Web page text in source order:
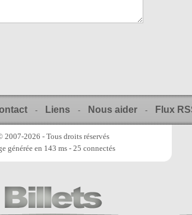
- Liens - Nous aider - Flux
2007-2026 - Tous droits réservés
générée en 143 ms - 25 connectés